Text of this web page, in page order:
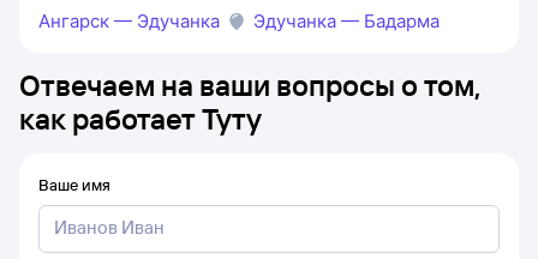
Ангарск — Эдучанка
Эдучанка — Бадарма
Отвечаем на ваши вопросы о том,
как работает Туту
Ваше имя